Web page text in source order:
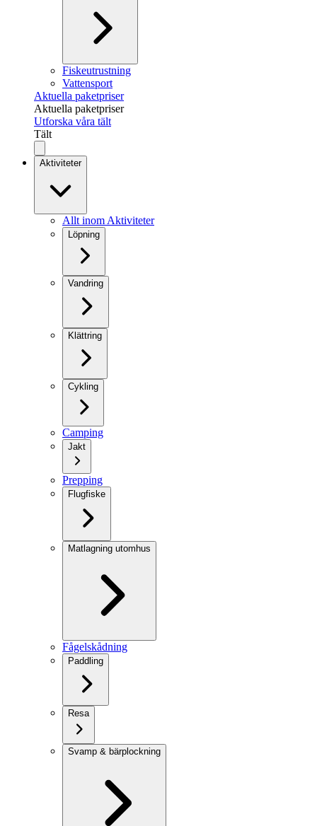
Fiskeutrustning
Vattensport
Aktuella paketpriser
Aktuella paketpriser
Utforska våra tält
Tält
Aktiviteter
Allt inom Aktiviteter
Löpning
Vandring
Klättring
Cykling
Camping
Jakt
Prepping
Flugfiske
Matlagning utomhus
Fågelskådning
Paddling
Resa
Svamp & bärplockning